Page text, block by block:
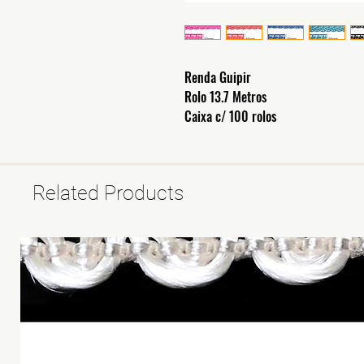
Renda Guipir
Rolo 13.7 Metros
Caixa c/ 100 rolos
Related Products